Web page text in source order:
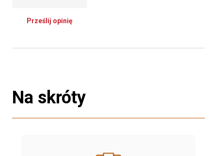
Prześlij opinię
Na skróty